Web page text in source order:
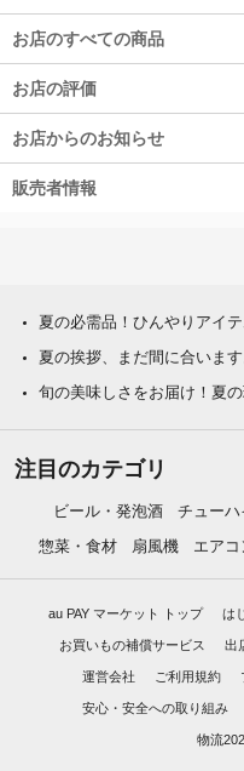
お店のすべての商品
お店の評価
お店からのお知らせ
販売者情報
夏の必需品！ひんやりアイ
夏の挨拶、まだ間に合います
旬の美味しさをお届け！夏
注目のカテゴリ
ビール・発泡酒 チューハ
惣菜・食材
扇風機 エアコ
au PAY マーケット トップ は
お買いもの補償サービス 出
運営会社 ご利用規約
安心・安全への取り組み
物流